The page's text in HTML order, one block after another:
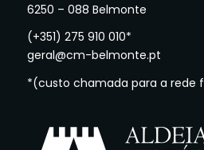
6250 – 088 Belmonte
(+351) 275 910 010*
geral@cm-belmonte.pt
*(custo chamada para a rede